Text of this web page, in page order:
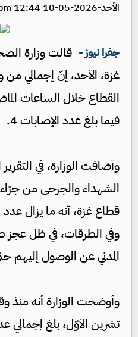
الأحد-2026-05-10 12:44 pm
جفرا نيوز - قالت وزارة
غزة، الأحد، إنّ إجمالي
القطاع خلال الساعات
فيما بلغ عدد الإصابات 4.
وأضافت الوزارة، في
الشهداء والجرحى من جرّاء
قطاع غزة، أنه ما يزال
وفي الطرقات، في ظل عجز
المدني عن الوصول إليهم